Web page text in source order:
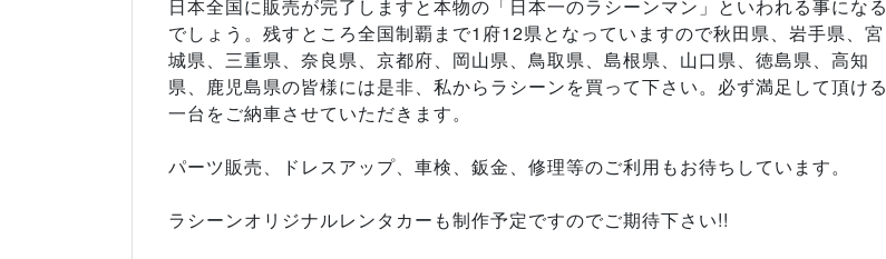
日本全国に販売が完了しますと本物の「日本一のラシーンマン」といわれる事になる
でしょう。残すところ全国制覇まで1府12県となっていますので秋田県、岩手県、宮
城県、三重県、奈良県、京都府、岡山県、鳥取県、島根県、山口県、徳島県、高知
県、鹿児島県の皆様には是非、私からラシーンを買って下さい。必ず満足して頂ける
一台をご納車させていただきます。
パーツ販売、ドレスアップ、車検、鈑金、修理等のご利用もお待ちしています。
ラシーンオリジナルレンタカーも制作予定ですのでご期待下さい!!